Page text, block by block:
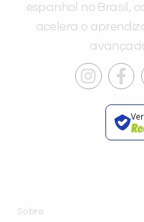
espanhol no Brasil,
acelera o
Sobre